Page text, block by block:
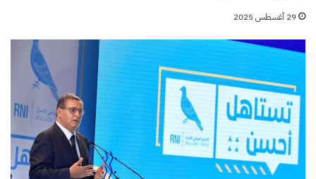
29 أغسطس 2025